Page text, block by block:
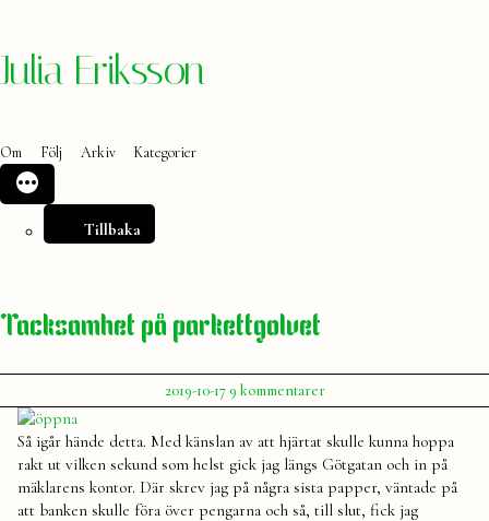
Hoppa
Julia Eriksson
Om Följ Arkiv Kategorier
Tillbaka
Tacksamhet på parkettgolvet
Publicerat
av
Julia
2019-10-17 9 kommentarertill
Tacksamhet
på
parkettgolvet
Så igår hände detta. Med känslan av att hjärtat skulle kunna hoppa
rakt ut vilken sekund som helst gick jag längs Götgatan och in på
mäklarens kontor. Där skrev jag på några sista papper, väntade på
att banken skulle föra över pengarna och så, till slut, fick jag